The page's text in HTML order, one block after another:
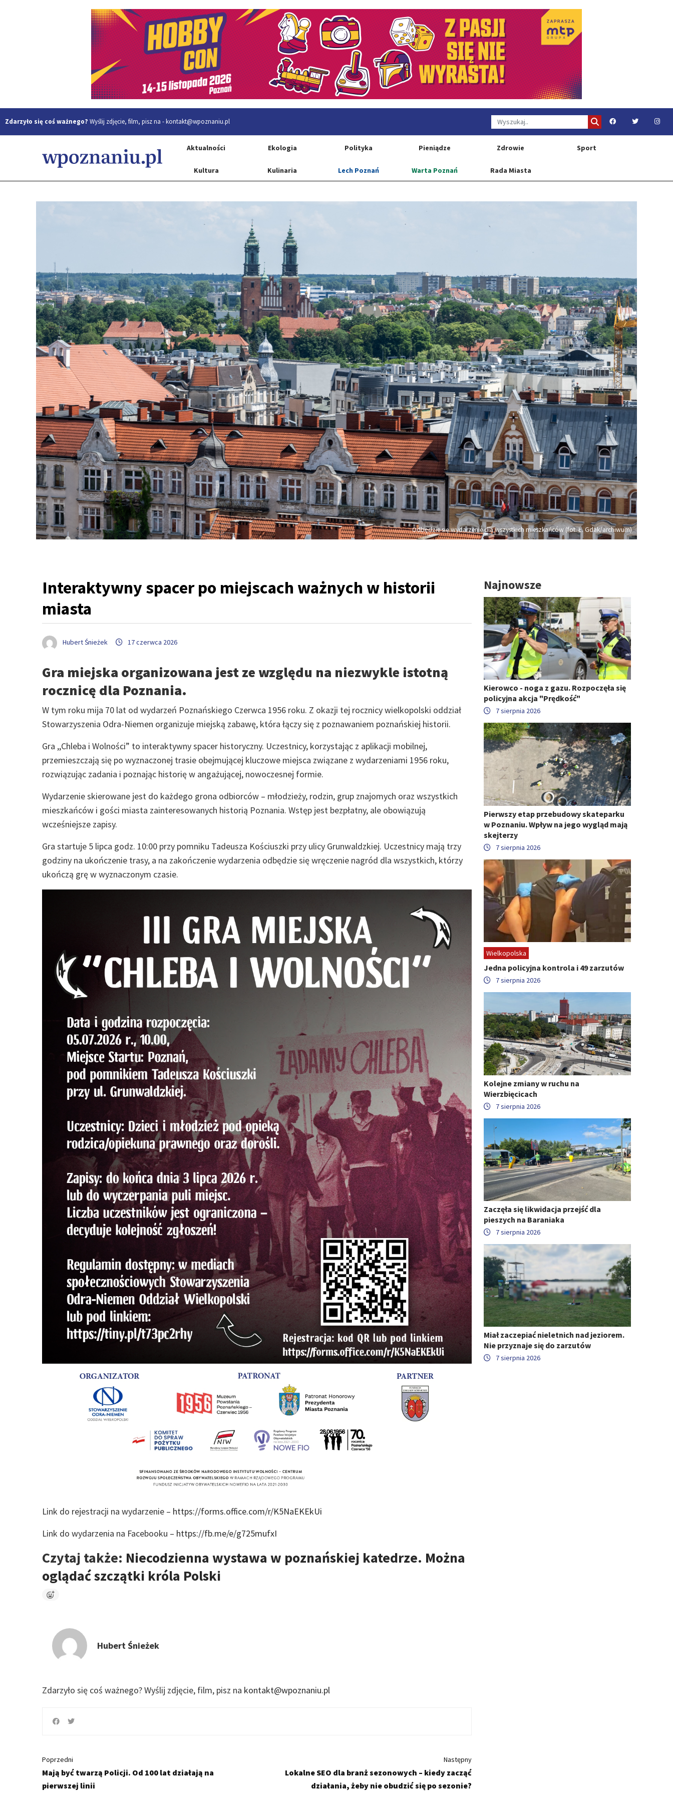
Zdarzyło się coś ważnego? Wyślij zdjęcie, film, pisz na -kontakt@wpoznaniu.pl
Aktualności Ekologia Polityka Pieniądze Zdrowie Sport
Kultura Kulinaria Lech Poznań Warta Poznań Rada Miasta
Odbędzie się wydarzenie dla wszystkich mieszkańców (fot. Ł. Gdak/archiwum)
Interaktywny spacer po miejscach ważnych w historii
miasta
Hubert Śnieżek 17 czerwca 2026
Gra miejska organizowana jest ze względu na niezwykle istotną
rocznicę dla Poznania.
W tym roku mija 70 lat od wydarzeń Poznańskiego Czerwca 1956 roku. Z okazji tej rocznicy wielkopolski oddział
Stowarzyszenia Odra-Niemen organizuje miejską zabawę, która łączy się z poznawaniem poznańskiej historii.
Gra ,,Chleba i Wolności” to interaktywny spacer historyczny. Uczestnicy, korzystając z aplikacji mobilnej,
przemieszczają się po wyznaczonej trasie obejmującej kluczowe miejsca związane z wydarzeniami 1956 roku,
rozwiązując zadania i poznając historię w angażującej, nowoczesnej formie.
Wydarzenie skierowane jest do każdego grona odbiorców – młodzieży, rodzin, grup znajomych oraz wszystkich
mieszkańców i gości miasta zainteresowanych historią Poznania. Wstęp jest bezpłatny, ale obowiązują
wcześniejsze zapisy.
Gra startuje 5 lipca godz. 10:00 przy pomniku Tadeusza Kościuszki przy ulicy Grunwaldzkiej. Uczestnicy mają trzy
godziny na ukończenie trasy, a na zakończenie wydarzenia odbędzie się wręczenie nagród dla wszystkich, którzy
ukończą grę w wyznaczonym czasie.
Link do rejestracji na wydarzenie – https://forms.office.com/r/K5NaEKEkUi
Link do wydarzenia na Facebooku – https://fb.me/e/g725mufxI
Czytaj także: Niecodzienna wystawa w poznańskiej katedrze. Można
oglądać szczątki króla Polski
Hubert Śnieżek
Zdarzyło się coś ważnego?Wyślij zdjęcie, film, pisz na kontakt@wpoznaniu.pl
Poprzedni
Mają być twarzą Policji. Od 100 lat działają na
pierwszej linii
Następny
Lokalne SEO dla branż sezonowych – kiedy zacząć
działania, żeby nie obudzić się po sezonie?
Najnowsze
Kierowco - noga z gazu. Rozpoczęła się
policyjna akcja "Prędkość"
7 sierpnia 2026
Pierwszy etap przebudowy skateparku
w Poznaniu. Wpływ na jego wygląd mają
skejterzy
7 sierpnia 2026
Wielkopolska
Jedna policyjna kontrola i 49 zarzutów
7 sierpnia 2026
Kolejne zmiany w ruchu na
Wierzbięcicach
7 sierpnia 2026
Zaczęła się likwidacja przejść dla
pieszych na Baraniaka
7 sierpnia 2026
Miał zaczepiać nieletnich nad jeziorem.
Nie przyznaje się do zarzutów
7 sierpnia 2026